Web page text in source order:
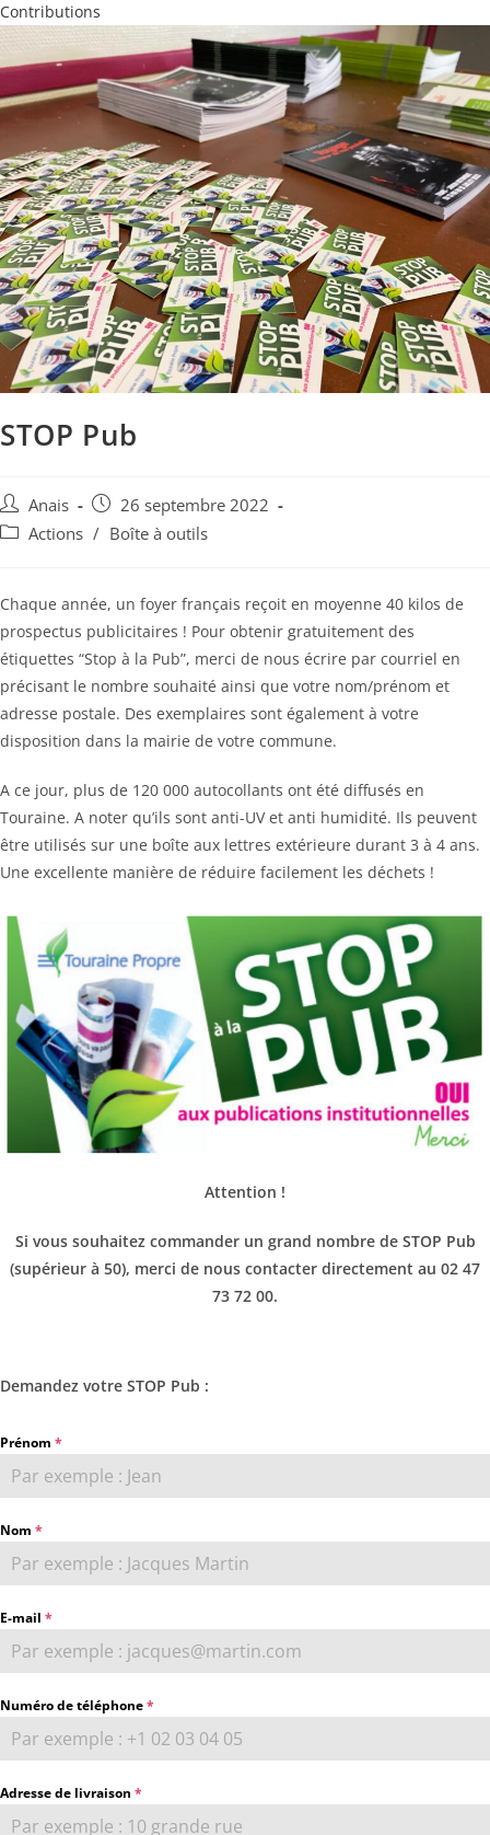
Contributions
STOP Pub
Auteur/autrice
de
Anais
Publication
publiée :
26 septembre 2022
PostActions / Boîte à outils
Chaque année, un foyer français reçoit en moyenne 40 kilos de
prospectus publicitaires ! Pour obtenir gratuitement des
étiquettes “Stop à la Pub”, merci de nous écrire par courriel en
précisant le nombre souhaité ainsi que votre nom/prénom et
adresse postale. Des exemplaires sont également à votre
disposition dans la mairie de votre commune.
A ce jour, plus de 120 000 autocollants ont été diffusés en
Touraine. A noter qu’ils sont anti-UV et anti humidité. Ils peuvent
être utilisés sur une boîte aux lettres extérieure durant 3 à 4 ans.
Une excellente manière de réduire facilement les déchets !
Attention !
Si vous souhaitez commander un grand nombre de STOP Pub
(supérieur à 50), merci de nous contacter directement au 02 47
73 72 00.
Demandez votre STOP Pub :
Prénom *
Nom *
E-mail *
Numéro de téléphone*
Adresse de livraison *